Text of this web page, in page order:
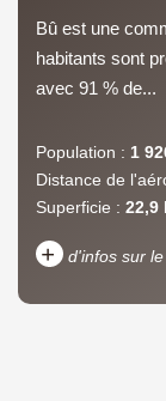
Bû est une
habitants sont
avec 91 % de...
Population : 1
Distance de
Superficie : 22,9
+ d'infos sur